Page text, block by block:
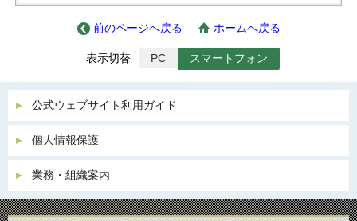
前のページへ戻る ホームへ戻る
表示切替 PC スマートフォン
公式ウェブサイト利用ガイド
個人情報保護
業務・組織案内